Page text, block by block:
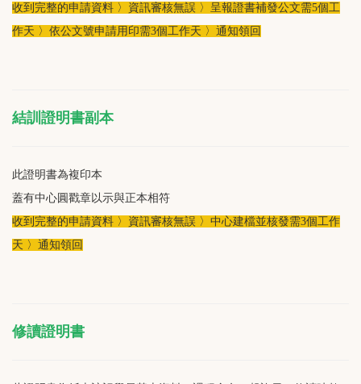
收到完整的申請資料 〉資訊審核無誤 〉呈報證書補發公文需5個工
作天 〉依公文號申請用印需3個工作天 〉通知領回
結訓證明書副本
此證明書為複印本
蓋有中心圓戳章以示與正本相符
收到完整的申請資料 〉資訊審核無誤 〉中心建檔並核發需3個工作
天 〉通知領回
修讀證明書